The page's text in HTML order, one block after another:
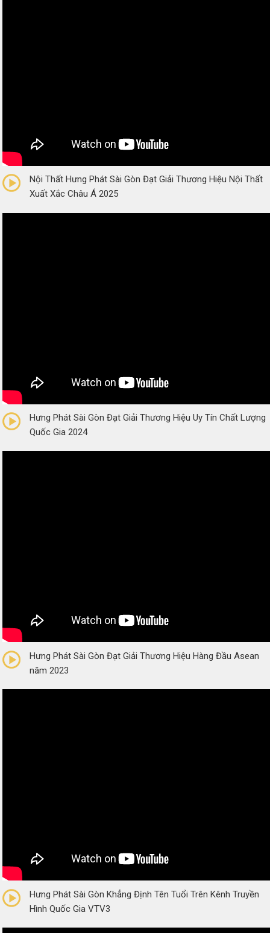
(0 Reviews)
Nội Thất Hưng Phát Sài Gòn Đạt Giải Thương Hiệu Nội Thất
Xuất Xắc Châu Á 2025
(0 Reviews)
Hưng Phát Sài Gòn Đạt Giải Thương Hiệu Uy Tín Chất Lượng
Quốc Gia 2024
(0 Reviews)
Hưng Phát Sài Gòn Đạt Giải Thương Hiệu Hàng Đầu Asean
năm 2023
(0 Reviews)
Hưng Phát Sài Gòn Khẳng Định Tên Tuổi Trên Kênh Truyền
Hình Quốc Gia VTV3